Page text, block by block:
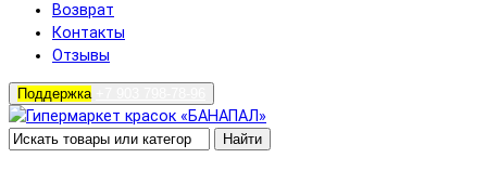
Возврат
Контакты
Отзывы
Поддержка
Найти